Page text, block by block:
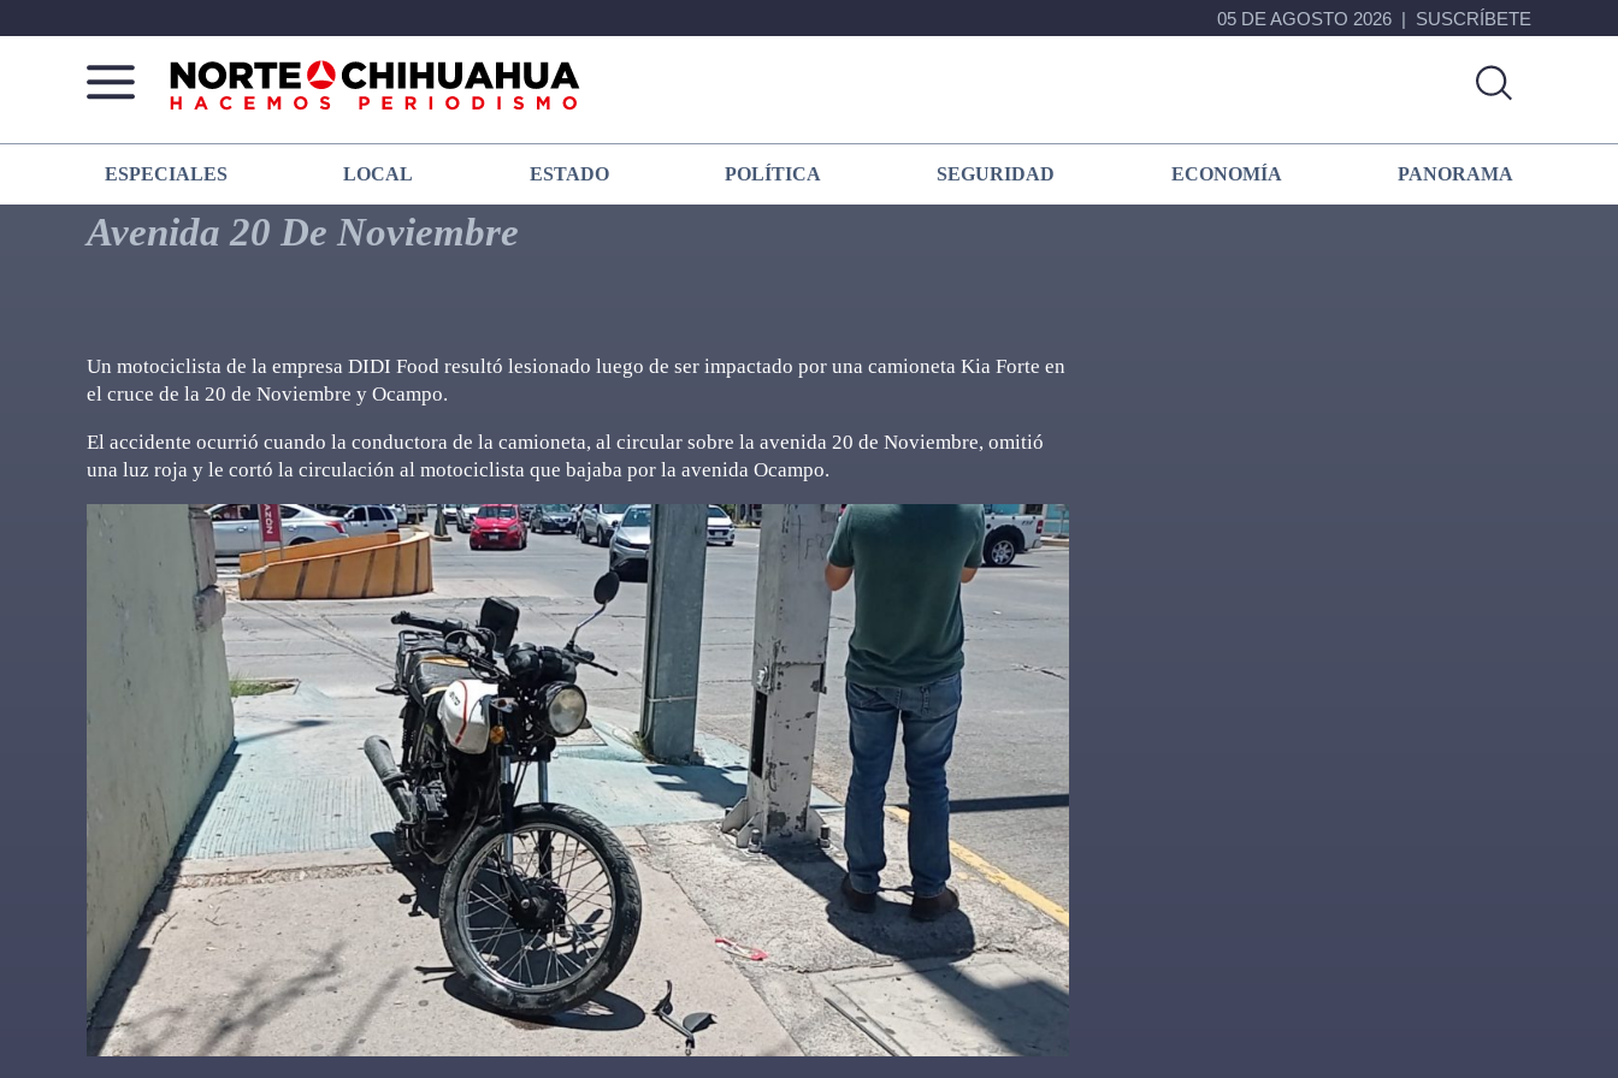
05 DE AGOSTO 2026 SUSCRÍBETE
Norte
De
Chihuahua
Más
que
noticias,
hacemos periodismo
ESPECIALES LOCAL ESTADO POLÍTICA SEGURIDAD ECONOMÍA PANORAMA
Avenida 20 De Noviembre
Un motociclista de la empresa DIDI Food resultó lesionado luego de ser impactado por una camioneta Kia Forte en
el cruce de la 20 de Noviembre y Ocampo.
El accidente ocurrió cuando la conductora de la camioneta, al circular sobre la avenida 20 de Noviembre, omitió
una luz roja y le cortó la circulación al motociclista que bajaba por la avenida Ocampo.